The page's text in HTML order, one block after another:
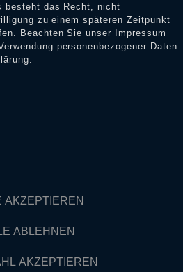
Glasche & Kuczwalska GbR
besteht das Recht, nicht
zu einem späteren Zeitpunkt
Beachten Sie unser
Impressum
personenbezogener Daten
.
AKZEPTIEREN
ABLEHNEN
AKZEPTIEREN